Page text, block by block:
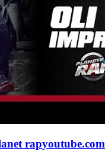
rapyoutube.com